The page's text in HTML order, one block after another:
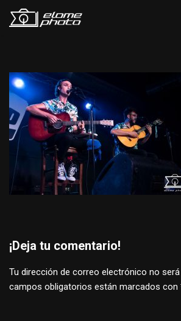
¡Deja tu comentario!
Tu dirección de correo electrónico no será
campos obligatorios están marcados con